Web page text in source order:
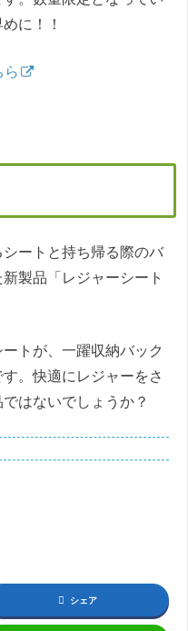
に！！
ら
ートと持ち帰る際のバ
製品「レジャーシート
トが、一躍収納バック
。快適にレジャーをさ
はないでしょうか？
シェア